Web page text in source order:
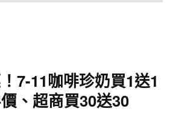
7-11咖啡珍奶買1送1
、超商買30送30